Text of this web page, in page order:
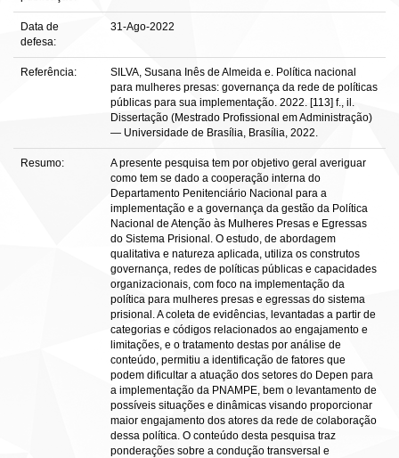
Data de
defesa:
31-Ago-2022
Referência:
SILVA, Susana Inês de Almeida e. Política nacional
para mulheres presas: governança da rede de políticas
públicas para sua implementação. 2022. [113] f., il.
Dissertação (Mestrado Profissional em Administração)
— Universidade de Brasília, Brasília, 2022.
Resumo:
A presente pesquisa tem por objetivo geral averiguar
como tem se dado a cooperação interna do
Departamento Penitenciário Nacional para a
implementação e a governança da gestão da Política
Nacional de Atenção às Mulheres Presas e Egressas
do Sistema Prisional. O estudo, de abordagem
qualitativa e natureza aplicada, utiliza os construtos
governança, redes de políticas públicas e capacidades
organizacionais, com foco na implementação da
política para mulheres presas e egressas do sistema
prisional. A coleta de evidências, levantadas a partir de
categorias e códigos relacionados ao engajamento e
limitações, e o tratamento destas por análise de
conteúdo, permitiu a identificação de fatores que
podem dificultar a atuação dos setores do Depen para
a implementação da PNAMPE, bem o levantamento de
possíveis situações e dinâmicas visando proporcionar
maior engajamento dos atores da rede de colaboração
dessa política. O conteúdo desta pesquisa traz
ponderações sobre a condução transversal e